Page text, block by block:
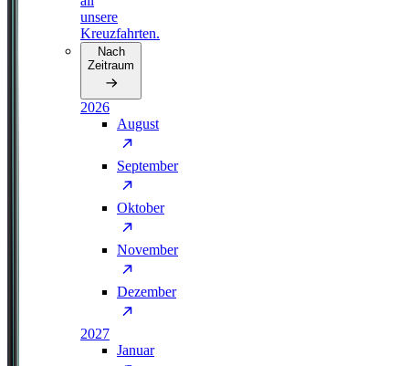
unsere
Kreuzfahrten.
Nach
Zeitraum
2026
August
September
Oktober
November
Dezember
2027
Januar